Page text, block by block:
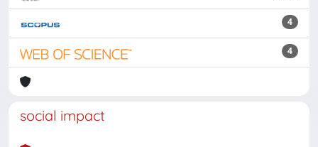
4
4
social impact